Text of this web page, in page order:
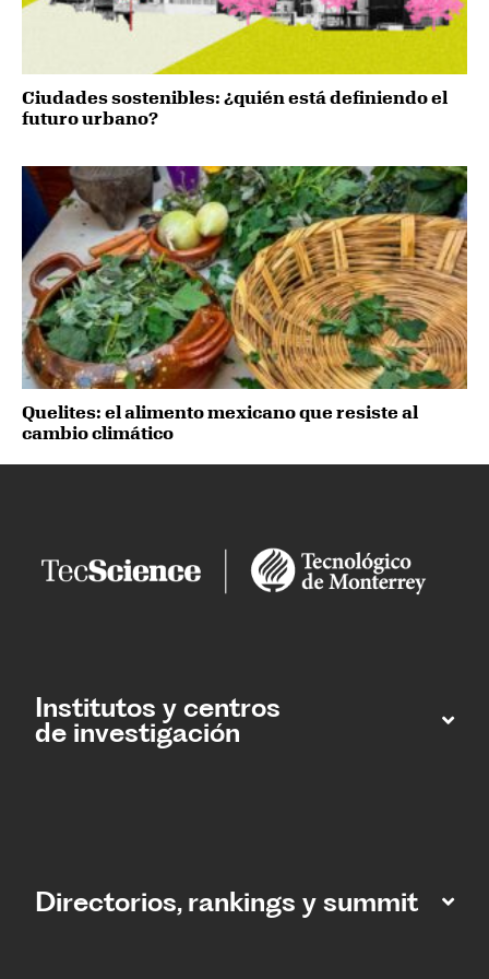
Ciudades sostenibles: ¿quién está definiendo el
futuro urbano?
Quelites: el alimento mexicano que resiste al
cambio climático
Institutos y centros
de investigación
Directorios, rankings y summit